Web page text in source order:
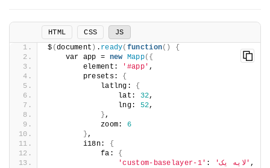
JS
CSS
HTML
$ (document ) . ready( function()
{
    var app =
new Mapp({
        element:
'#app' ,
        presets:
{
            latlng:
{
                lat:
32,
                lng:
52,
},
            zoom:
6
},
        i18n:
{
            fa:
{
'custom-baselayer-1' : 'لایه یک' ,